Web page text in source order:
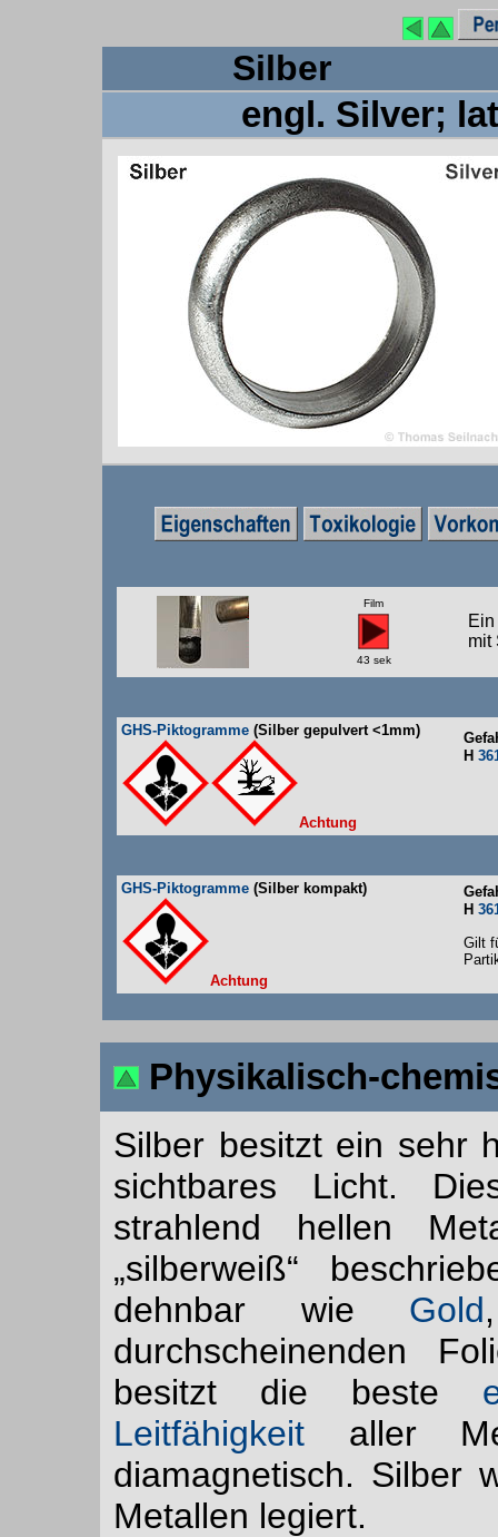
engl. Silver;
Film
43 sek
mit
GHS-Piktogramme (Silber gepulvert <1mm)
Achtung
H
GHS-Piktogramme (Silber kompakt)
Achtung
H
Gilt
Physikalisch-
Silber besitzt ein sehr
sichtbares Licht.
strahlend hellen
„silberweiß“
dehnbar wie Gold
durchscheinenden
besitzt die beste
Leitfähigkeit aller
diamagnetisch. Silber
Metallen legiert.